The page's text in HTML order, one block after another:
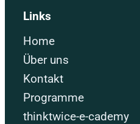
Links
Home
Über uns
Kontakt
Programme
thinktwice-e-cademy